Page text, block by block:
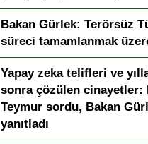
Bakan Gürlek: Terörsüz
süreci tamamlanmak
Yapay zeka telifleri ve
sonra çözülen cinayetler:
Teymur sordu, Bakan
yanıtladı